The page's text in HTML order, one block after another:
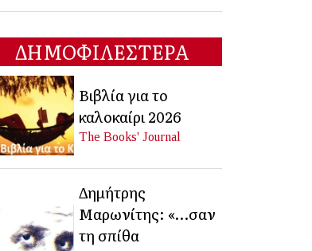
ΔΗΜΟΦΙΛΕΣΤΕΡΑ
Βιβλία για το
καλοκαίρι 2026
The Books' Journal
Δημήτρης
Μαρωνίτης: «…σαν
τη σπίθα